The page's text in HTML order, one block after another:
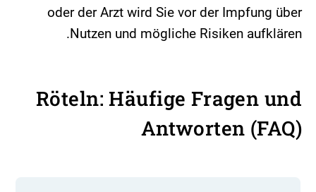
oder der Arzt wird Sie vor der Impfung über
Nutzen und mögliche Risiken aufklären.
Röteln: Häufige Fragen und
Antworten (FAQ)